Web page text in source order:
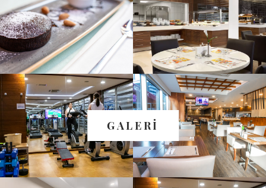
GALERİ